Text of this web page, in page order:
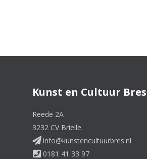
Kunst en Cultuur Bres
Reede 2A
3232 CV Brielle
info@kunstencultuurbres.nl
0181 41 33 97